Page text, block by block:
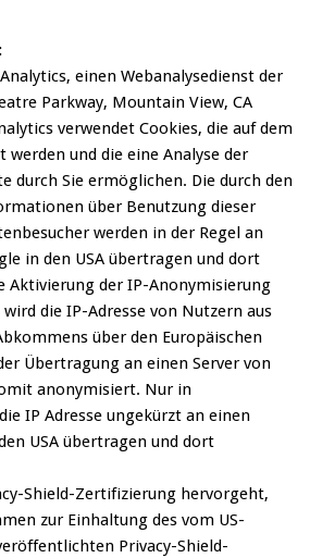
einen Webanalysedienst der
Parkway, Mountain View, CA
verwendet Cookies, die auf dem
und die eine Analyse der
durch Sie ermöglichen. Die durch den
über Benutzung dieser
werden in der Regel an
in den USA übertragen und dort
Aktivierung der IP-Anonymisierung
die IP-Adresse von Nutzern aus
über den Europäischen
Übertragung an einen Server von
anonymisiert. Nur in
IP Adresse ungekürzt an einen
USA übertragen und dort
Shield-Zertifizierung hervorgeht,
zur Einhaltung des vom US-
Privacy-Shield-